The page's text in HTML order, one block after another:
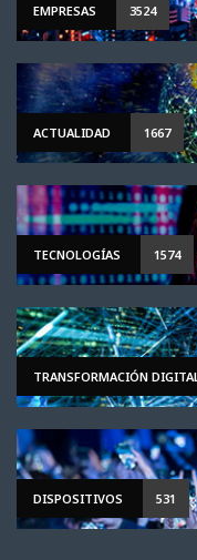
EMPRESAS 3524
ACTUALIDAD 1667
TECNOLOGÍAS 1574
TRANSFORMACIÓN
DISPOSITIVOS 531